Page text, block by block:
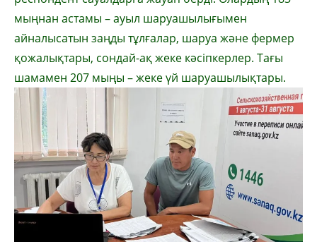
мыңнан астамы – ауыл шаруашылығымен
айналысатын заңды тұлғалар, шаруа және фермер
қожалықтары, сондай-ақ жеке кәсіпкерлер. Тағы
шамамен 207 мыңы – жеке үй шаруашылықтары.